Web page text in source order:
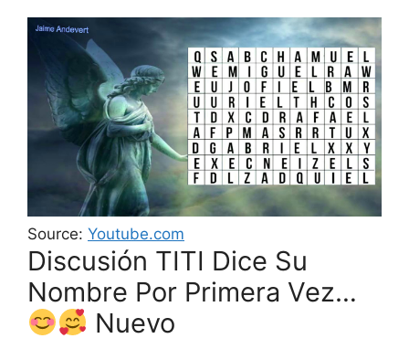
Source: Youtube.com
Discusión TITI Dice Su
Nombre Por Primera Vez…
Nuevo